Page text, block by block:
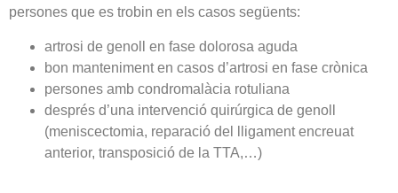
persones que es trobin en els casos següents:
artrosi de genoll en fase dolorosa aguda
bon manteniment en casos d’artrosi en fase crònica
persones amb condromalàcia rotuliana
després d’una intervenció quirúrgica de genoll
(meniscectomia, reparació del lligament encreuat
anterior, transposició de la TTA,…)